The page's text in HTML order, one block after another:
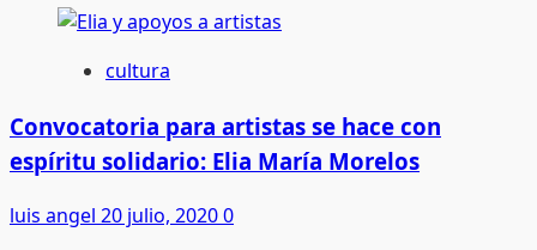
cultura
Convocatoria para artistas se hace con
espíritu solidario: Elia María Morelos
luis angel 20 julio, 20200